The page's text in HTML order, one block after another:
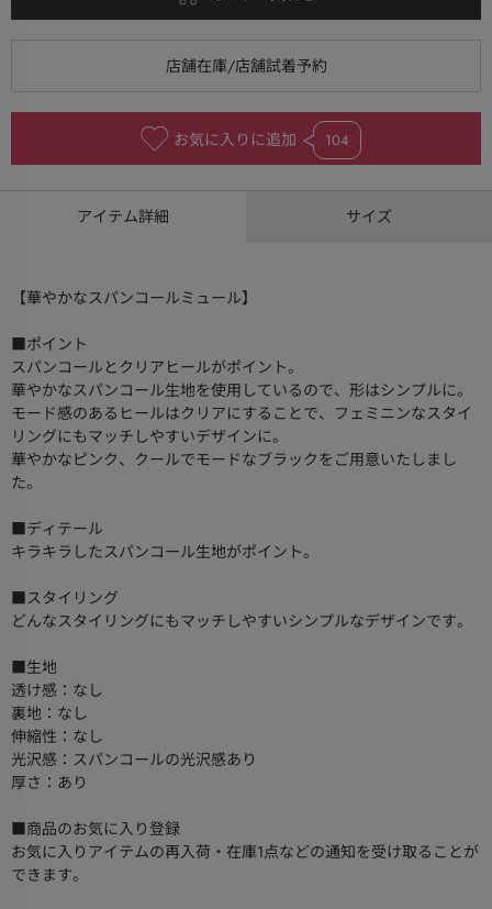
お気に入りに追加 104
アイテム詳細 サイズ
【華やかなスパンコールミュール】
■ポイント
スパンコールとクリアヒールがポイント。
華やかなスパンコール生地を使用しているので、形はシンプルに。
モード感のあるヒールはクリアにすることで、フェミニンなスタイ
リングにもマッチしやすいデザインに。
華やかなピンク、クールでモードなブラックをご用意いたしまし
た。
■ディテール
キラキラしたスパンコール生地がポイント。
■スタイリング
どんなスタイリングにもマッチしやすいシンプルなデザインです。
■生地
透け感：なし
裏地：なし
伸縮性：なし
光沢感：スパンコールの光沢感あり
厚さ：あり
■商品のお気に入り登録
お気に入りアイテムの再入荷・在庫1点などの通知を受け取ることが
できます。